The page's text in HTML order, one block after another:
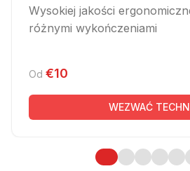
Wysokiej jakości
różnymi wykończeniami
Od €10
WEZWAĆ